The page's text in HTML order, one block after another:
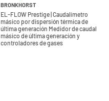
BRONKHORST
EL-FLOW Prestige | Caudalímetro
másico por dispersión térmica de
última generación Medidor de caudal
másico de última generación y
controladores de gases